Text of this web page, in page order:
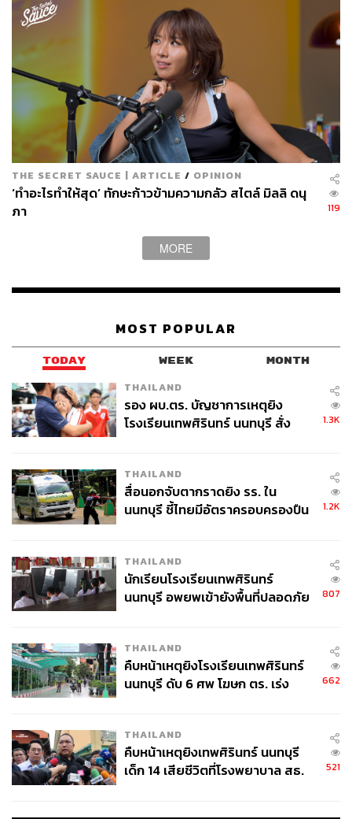
THE SECRET SAUCE | ARTICLE / OPINION
‘ทำอะไรทำให้สุด’ ทักษะก้าวข้ามความกลัว สไตล์ มิลลิ ดนุ
ภา
119
MORE
MOST POPULAR
TODAY WEEK MONTH
THAILAND
รอง ผบ.ตร. บัญชาการเหตุยิง
โรงเรียนเทพศิรินทร์ นนทบุรี สั่ง
1.3K
THAILAND
สื่อนอกจับตากราดยิง รร. ใน
นนทบุรี ชี้ไทยมีอัตราครอบครองปืน
1.2K
THAILAND
นักเรียนโรงเรียนเทพศิรินทร์
นนทบุรี อพยพเข้ายังพื้นที่ปลอดภัย
807
THAILAND
คืบหน้าเหตุยิงโรงเรียนเทพศิรินทร์
นนทบุรี ดับ 6 ศพ โฆษก ตร. เร่ง
662
THAILAND
คืบหน้าเหตุยิงเทพศิรินทร์ นนทบุรี
เด็ก 14 เสียชีวิตที่โรงพยาบาล สธ.
521